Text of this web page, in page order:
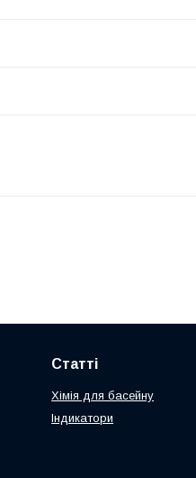
Статті
Хімія для басейну
Індикатори